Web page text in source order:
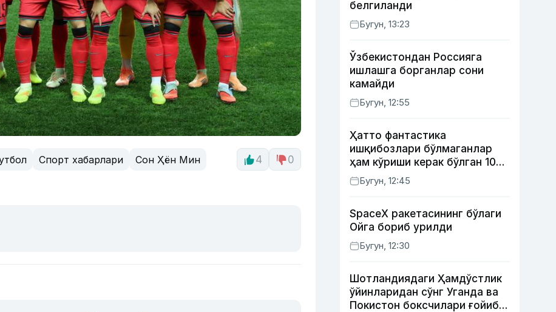
Спорт хабарлари
Сон Ҳён Мин
4 0
белгиланди
Бугун, 13:23
Ўзбекистондан Россияга
ишлашга борганлар сони
камайди
Бугун, 12:55
Ҳатто фантастика
ишқибозлари бўлмаганлар
ҳам кўриши керак бўлган 10
та фильм
Бугун, 12:45
SpaceX ракетасининг бўлаги
Ойга бориб урилди
Бугун, 12:30
Шотландиядаги Ҳамдўстлик
ўйинларидан сўнг Уганда ва
Покистон боксчилари ғойиб